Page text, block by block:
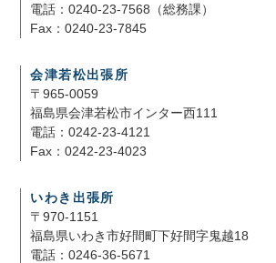
電話：0240-23-7568（総務課）
Fax：0240-23-7845
会津若松出張所
〒965-0059
福島県会津若松市インター西111
電話：0242-23-4121
Fax：0242-23-4023
いわき出張所
〒970-1151
福島県いわき市好間町下好間字鬼越18
電話：0246-36-5671